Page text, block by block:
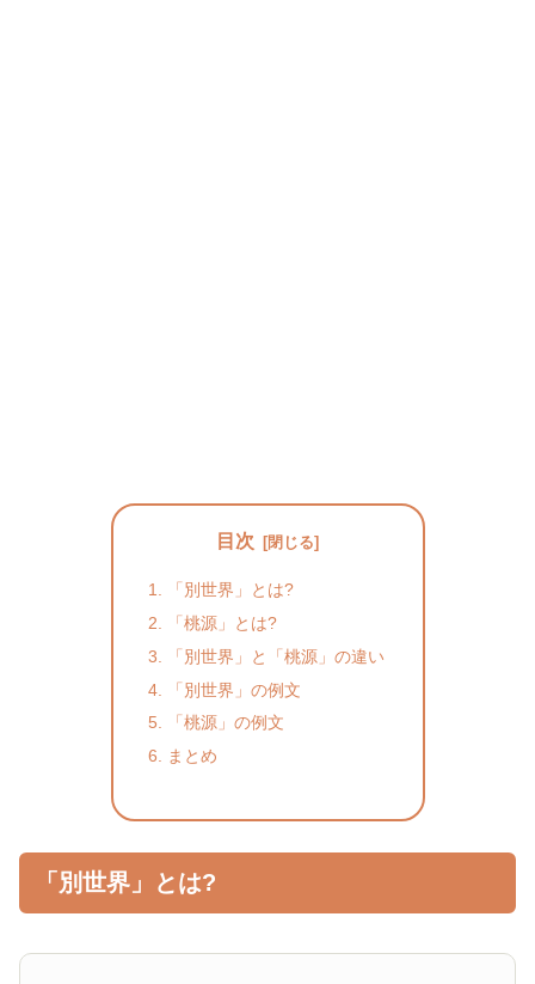
目次
「別世界」とは?
「桃源」とは?
「別世界」と「桃源」の違い
「別世界」の例文
「桃源」の例文
まとめ
「別世界」とは?